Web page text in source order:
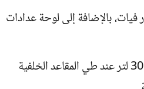
بالإضافة إلى لوحة عدادات
وتتمتع بسعة صندوق تبلغ 775 لترًا، قابلة للتوسيع إلى 3000 لتر عند طي المقاعد الخلفية